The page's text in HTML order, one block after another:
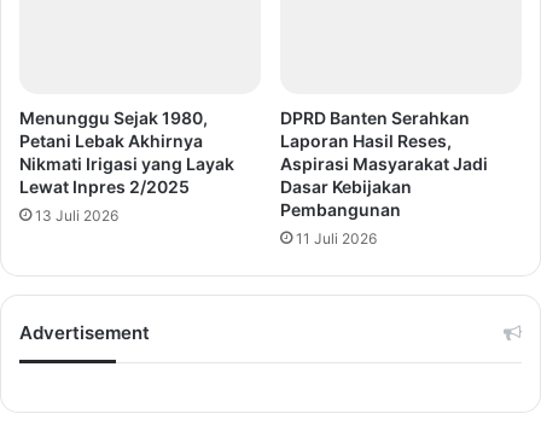
Menunggu Sejak 1980,
Petani Lebak Akhirnya
Nikmati Irigasi yang Layak
Lewat Inpres 2/2025
13 Juli 2026
DPRD Banten Serahkan
Laporan Hasil Reses,
Aspirasi Masyarakat Jadi
Dasar Kebijakan
Pembangunan
11 Juli 2026
Advertisement